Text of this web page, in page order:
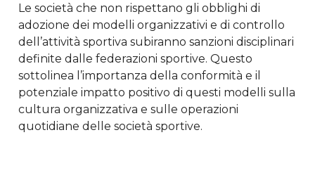
Le società che non rispettano gli obblighi di
adozione dei modelli organizzativi e di controllo
dell’attività sportiva subiranno sanzioni disciplinari
definite dalle federazioni sportive. Questo
sottolinea l’importanza della conformità e il
potenziale impatto positivo di questi modelli sulla
cultura organizzativa e sulle operazioni
quotidiane delle società sportive.